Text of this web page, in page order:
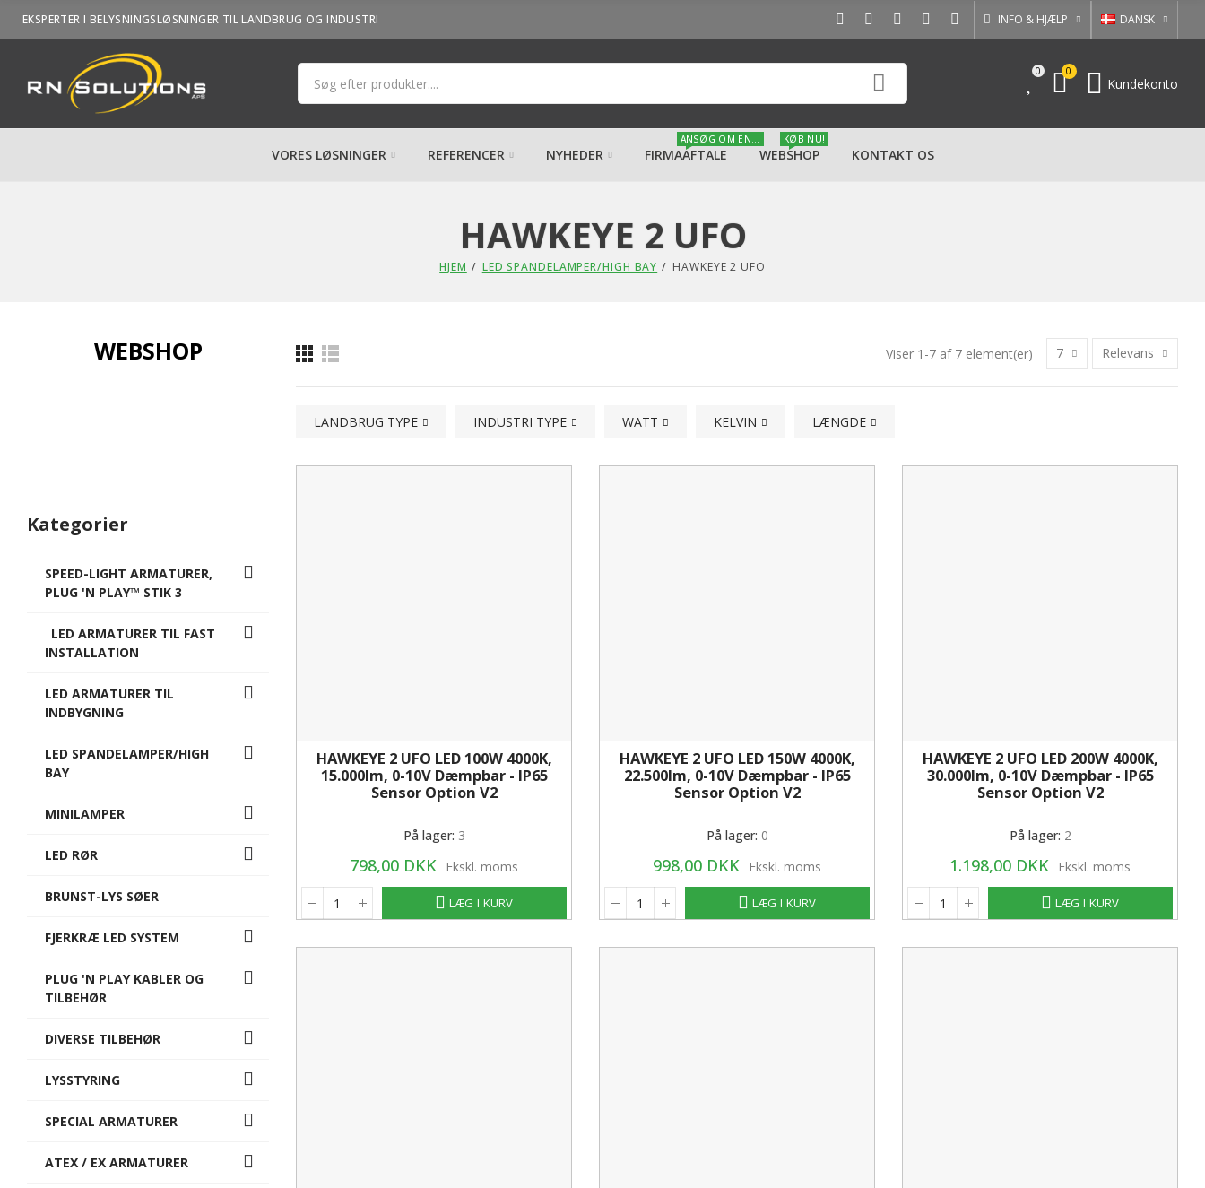
EKSPERTER I BELYSNINGSLØSNINGER TIL LANDBRUG OG INDUSTRI INFO & HJÆLP DANSK
0 0
Kundekonto
VORES LØSNINGER REFERENCER NYHEDER FIRMAAFTALE
ANSØG OM EN...
WEBSHOP
KØB NU!
KONTAKT OS
HAWKEYE 2 UFO
HJEM LED SPANDELAMPER/HIGH BAY HAWKEYE 2 UFO
Viser 1-7 af 7 element(er) 7 Relevans
LANDBRUG TYPE INDUSTRI TYPE WATT KELVIN LÆNGDE
HAWKEYE 2 UFO LED 100W 4000K,
15.000lm, 0-10V Dæmpbar - IP65
Sensor Option V2
På lager: 3
798,00 DKK Ekskl. moms
LÆG I KURV
HAWKEYE 2 UFO LED 150W 4000K,
22.500lm, 0-10V Dæmpbar - IP65
Sensor Option V2
På lager: 0
998,00 DKK Ekskl. moms
LÆG I KURV
HAWKEYE 2 UFO LED 200W 4000K,
30.000lm, 0-10V Dæmpbar - IP65
Sensor Option V2
På lager: 2
1.198,00 DKK Ekskl. moms
LÆG I KURV
WEBSHOP
Kategorier
SPEED-LIGHT ARMATURER,
PLUG 'N PLAY™ STIK 3
LED ARMATURER TIL FAST
INSTALLATION
LED ARMATURER TIL
INDBYGNING
LED SPANDELAMPER/HIGH
BAY
MINILAMPER
LED RØR
BRUNST-LYS SØER
FJERKRÆ LED SYSTEM
PLUG 'N PLAY KABLER OG
TILBEHØR
DIVERSE TILBEHØR
LYSSTYRING
SPECIAL ARMATURER
ATEX / EX ARMATURER